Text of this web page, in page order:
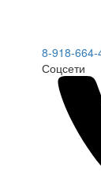
8-918-664-
Соцсети